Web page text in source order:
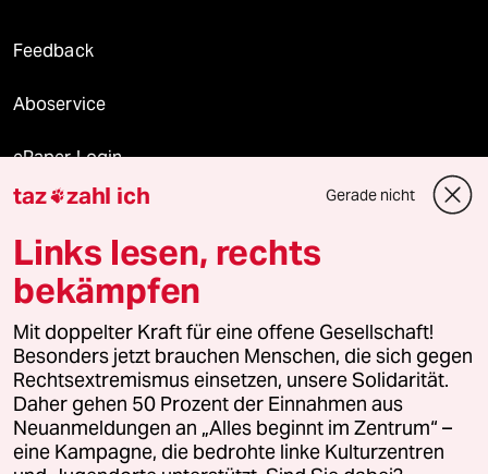
Feedback
Aboservice
ePaper Login
Downloads für Abonnierende
© 2026 taz Verlags und Vertriebs GmbH
Alle Rechte vorbehalten. Bei rechtlichen Fragen oder für Genehmigungen
wenden Sie sich bitte an lizenzen@taz.de
Feedback Redaktionsstatut Kommune-Richtlinien
Leitlinie Informant Datenschutz Impressum AGB
taz zahl ich Gerade nicht
Links lesen, rechts
bekämpfen
Mit doppelter Kraft für eine offene Gesellschaft!
Besonders jetzt brauchen Menschen, die sich gegen
Rechtsextremismus einsetzen, unsere Solidarität.
Daher gehen 50 Prozent der Einnahmen aus
Neuanmeldungen an „Alles beginnt im Zentrum“ –
eine Kampagne, die bedrohte linke Kulturzentren